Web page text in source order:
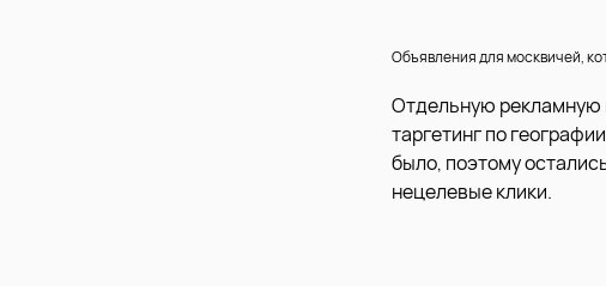
Объявления для москвичей,
Отдельную рекламную
таргетинг по
было, поэтому
нецелевые клики.